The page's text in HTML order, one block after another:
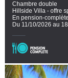
Chambre double
Hillside Villa - offre
En pension-complète
Du 11/10/2026 au